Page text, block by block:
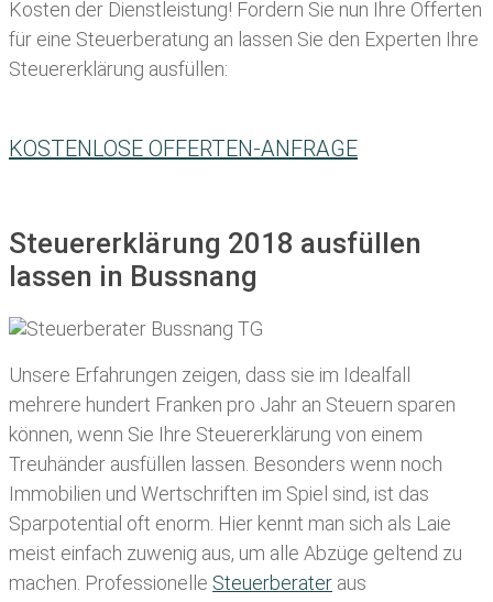
Kosten der Dienstleistung! Fordern Sie nun Ihre Offerten
für eine Steuerberatung an lassen Sie den Experten Ihre
Steuererklärung ausfüllen:
KOSTENLOSE OFFERTEN-ANFRAGE
Steuererklärung 2018 ausfüllen
lassen in Bussnang
Unsere Erfahrungen zeigen, dass sie im Idealfall
mehrere hundert Franken pro Jahr an Steuern sparen
können, wenn Sie Ihre Steuererklärung von einem
Treuhänder ausfüllen lassen . Besonders wenn noch
Immobilien und Wertschriften im Spiel sind, ist das
Sparpotential oft enorm. Hier kennt man sich als Laie
meist einfach zuwenig aus, um alle Abzüge geltend zu
machen. Professionelle Steuerberater aus